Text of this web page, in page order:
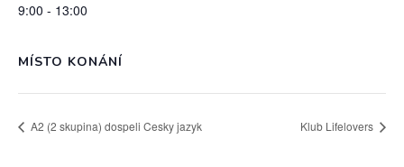
9:00 - 13:00
MÍSTO KONÁNÍ
A2 (2 skupina) dospeli Cesky jazyk Klub Lifelovers